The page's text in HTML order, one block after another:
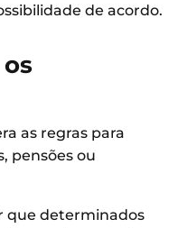
de acordo.
as regras para
pensões ou
que determinados